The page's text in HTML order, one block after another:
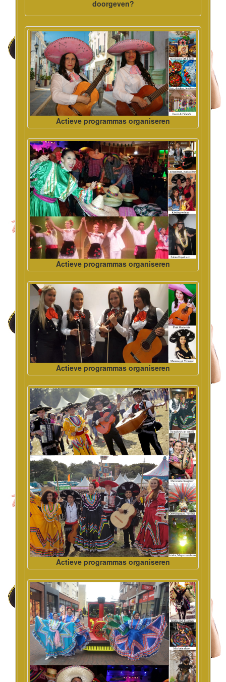
doorgeven?
Actieve programmas organiseren
Actieve programmas organiseren
Actieve programmas organiseren
Actieve programmas organiseren